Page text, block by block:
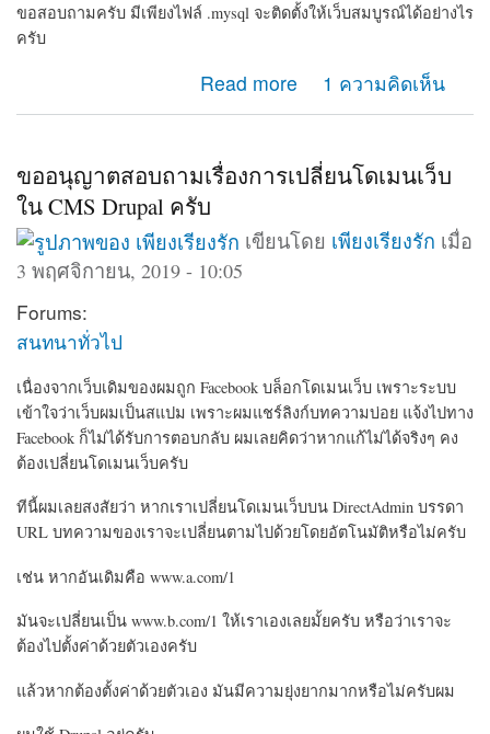
ขอสอบถามครับ มีเพียงไฟล์ .mysql จะติดตั้งให้เว็บสมบูรณ์ได้อย่างไร
ครับ
Read more
about ขอวิธีการติดตั้ง drupal 1 ความคิดเห็น
ขออนุญาตสอบถามเรื่องการเปลี่ยนโดเมนเว็บ
ใน CMS Drupal ครับ
เขียนโดย เพียงเรียงรัก เมื่อ
3 พฤศจิกายน, 2019 - 10:05
Forums:
สนทนาทั่วไป
เนื่องจากเว็บเดิมของผมถูก Facebook บล็อกโดเมนเว็บ เพราะระบบ
เข้าใจว่าเว็บผมเป็นสแปม เพราะผมแชร์ลิงก์บทความบ่อย แจ้งไปทาง
Facebook ก็ไม่ได้รับการตอบกลับ ผมเลยคิดว่าหากแก้ไม่ได้จริงๆ คง
ต้องเปลี่ยนโดเมนเว็บครับ
ทีนี้ผมเลยสงสัยว่า หากเราเปลี่ยนโดเมนเว็บบน DirectAdmin บรรดา
URL บทความของเราจะเปลี่ยนตามไปด้วยโดยอัตโนมัติหรือไม่ครับ
เช่น หากอันเดิมคือ www.a.com/1
มันจะเปลี่ยนเป็น www.b.com/1 ให้เราเองเลยมั้ยครับ หรือว่าเราจะ
ต้องไปตั้งค่าด้วยตัวเองครับ
แล้วหากต้องตั้งค่าด้วยตัวเอง มันมีความยุ่งยากมากหรือไม่ครับผม